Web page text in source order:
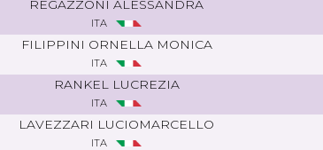
REGAZZONI ALESSANDRA
ITA
FILIPPINI ORNELLA MONICA
ITA
RANKEL LUCREZIA
ITA
LAVEZZARI LUCIOMARCELLO
ITA